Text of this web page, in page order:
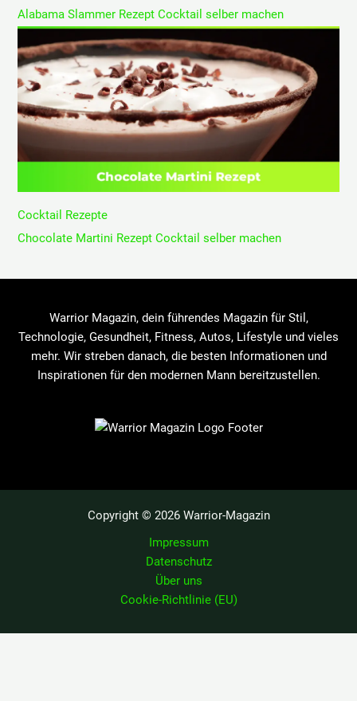
Alabama Slammer Rezept Cocktail selber machen
Cocktail Rezepte
Chocolate Martini Rezept Cocktail selber machen
Warrior Magazin, dein führendes Magazin für Stil,
Technologie, Gesundheit, Fitness, Autos, Lifestyle und vieles
mehr. Wir streben danach, die besten Informationen und
Inspirationen für den modernen Mann bereitzustellen.
Copyright © 2026 Warrior-Magazin
Impressum
Datenschutz
Über uns
Cookie-Richtlinie (EU)